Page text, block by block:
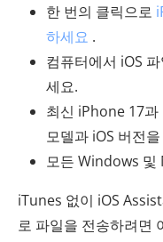
한 번의 클릭으로
하세요 .
컴퓨터에서 iOS
세요.
최신 iPhone 17
모델과 iOS 버전
모든 Windows 및
iTunes 없이 iOS
로 파일을 전송하려면